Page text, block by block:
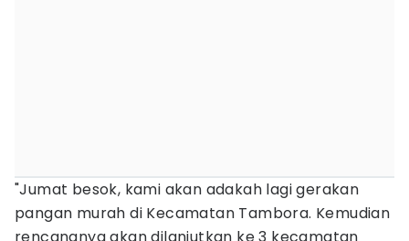
"Jumat besok, kami akan adakah lagi gerakan
pangan murah di Kecamatan Tambora. Kemudian